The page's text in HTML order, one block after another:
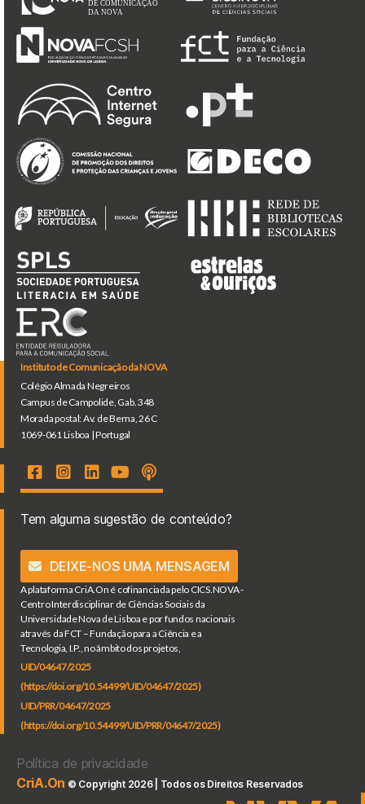
Instituto de Comunicação da NOVA
Colégio Almada Negreiros
Campus de Campolide, Gab. 348
Morada postal: Av. de Berna, 26 C
1069-061 Lisboa | Portugal
Tem alguma sugestão de conteúdo?
DEIXE-NOS UMA MENSAGEM
A plataforma CriA.On é cofinanciada pelo CICS.NOVA -
Centro Interdisciplinar de Ciências Sociais da
Universidade Nova de Lisboa e por fundos nacionais
através da FCT – Fundação para a Ciência e a
Tecnologia, I.P., no âmbito dos projetos,
UID/04647/2025
(https://doi.org/10.54499/UID/04647/2025)
UID/PRR/04647/2025
(https://doi.org/10.54499/UID/PRR/04647/2025)
Política de privacidade
CriA.On © Copyright 2026 | Todos os Direitos Reservados